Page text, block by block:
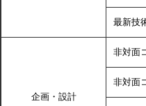
最新技
企画・設計
非対面
非対面